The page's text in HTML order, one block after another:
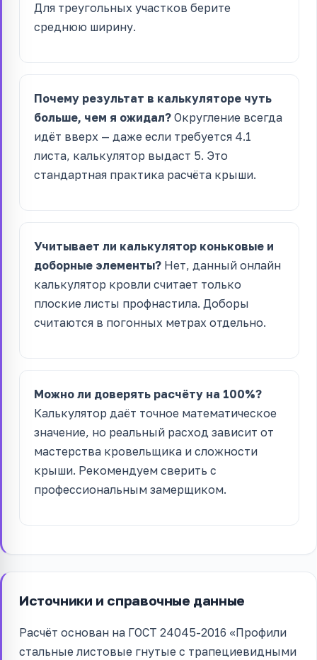
Для треугольных участков берите
среднюю ширину.
Почему результат в калькуляторе чуть
больше, чем я ожидал? Округление всегда
идёт вверх — даже если требуется 4.1
листа, калькулятор выдаст 5. Это
стандартная практика расчёта крыши.
Учитывает ли калькулятор коньковые и
доборные элементы? Нет, данный онлайн
калькулятор кровли считает только
плоские листы профнастила. Доборы
считаются в погонных метрах отдельно.
Можно ли доверять расчёту на 100%?
Калькулятор даёт точное математическое
значение, но реальный расход зависит от
мастерства кровельщика и сложности
крыши. Рекомендуем сверить с
профессиональным замерщиком.
Источники и справочные данные
Расчёт основан на ГОСТ 24045-2016 «Профили
стальные листовые гнутые с трапециевидными